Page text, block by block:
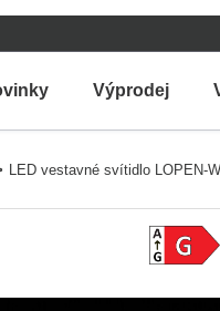
Výprodej
LED vestavné svítidlo LOPEN-